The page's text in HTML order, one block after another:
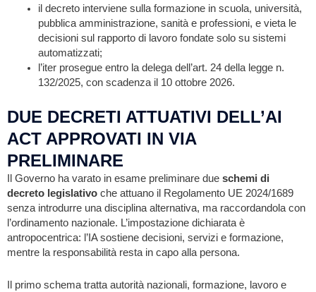
il decreto interviene sulla formazione in scuola, università,
pubblica amministrazione, sanità e professioni, e vieta le
decisioni sul rapporto di lavoro fondate solo su sistemi
automatizzati;
l’iter prosegue entro la delega dell’art. 24 della legge n.
132/2025, con scadenza il 10 ottobre 2026.
DUE DECRETI ATTUATIVI DELL’AI
ACT APPROVATI IN VIA
PRELIMINARE
Il Governo ha varato in esame preliminare due schemi di
decreto legislativo che attuano il Regolamento UE 2024/1689
senza introdurre una disciplina alternativa, ma raccordandola con
l’ordinamento nazionale. L’impostazione dichiarata è
antropocentrica: l’IA sostiene decisioni, servizi e formazione,
mentre la responsabilità resta in capo alla persona.
Il primo schema tratta autorità nazionali, formazione, lavoro e